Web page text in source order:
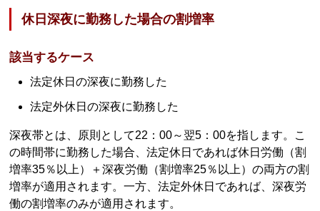
休日深夜に勤務した場合の割増率
該当するケース
法定休日の深夜に勤務した
法定外休日の深夜に勤務した
深夜帯とは、原則として22：00～翌5：00を指します。こ
の時間帯に勤務した場合、法定休日であれば休日労働（割
増率35％以上）＋深夜労働（割増率25％以上）の両方の割
増率が適用されます。一方、法定外休日であれば、深夜労
働の割増率のみが適用されます。